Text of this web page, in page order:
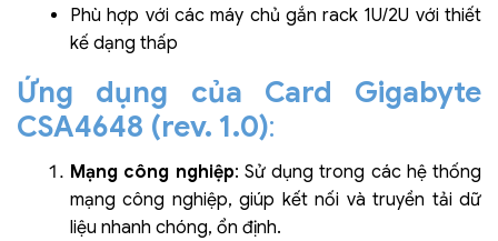
Phù hợp với các máy chủ gắn rack 1U/2U với thiết
kế dạng thấp
Ứng dụng của Card Gigabyte
CSA4648 (rev. 1.0):
Mạng công nghiệp: Sử dụng trong các hệ thống
mạng công nghiệp, giúp kết nối và truyền tải dữ
liệu nhanh chóng, ổn định.